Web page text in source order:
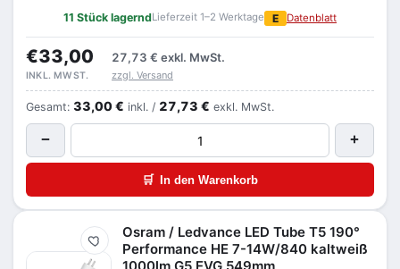
11 Stück lagerndLieferzeit 1–2 Werktage E Datenblatt
€33,00 27,73 € exkl. MwSt.
INKL. MWST. zzgl. Versand
Gesamt: 33,00 € inkl. / 27,73 € exkl. MwSt.
− +
🛒 In den Warenkorb
Merken
Osram / Ledvance LED Tube T5 190°
Performance HE 7-14W/840 kaltweiß